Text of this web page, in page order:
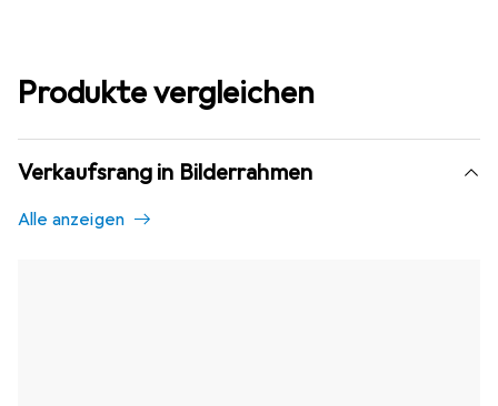
Produkte vergleichen
Verkaufsrang in Bilderrahmen
Alle anzeigen